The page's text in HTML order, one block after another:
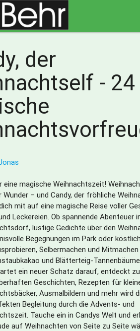
der
- 24
eine magische Weihnachtszeit!
Wunder – und Candy, der fröhliche
mit auf eine magische Reise voller
Leckereien. Ob spannende Abenteuer
lustige Gedichte über den
Begegnungen im Park oder
Selbermachen und
und Blätterteig-
ein neuer Schatz darauf, entdeckt
Geschichten, Rezepten für
Ausmalbildern und mehr wird
Begleitung durch die Advents- und
Tauche ein in Candys Welt und
auf Weihnachten von Seite zu Seite